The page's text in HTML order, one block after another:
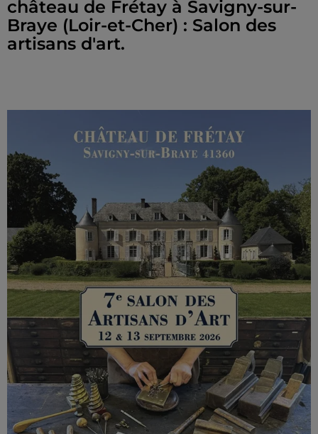
château de Frétay à Savigny-sur-
Braye (Loir-et-Cher) : Salon des
artisans d'art.